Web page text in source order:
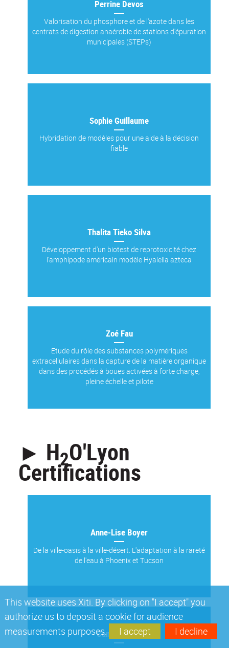
This website uses Xiti. By clicking on "I accept" you
authorize us to deposit a cookie for audience
measurements purposes.
I accept I decline
Perrine Devos
Valorisation du phosphore et de l'azote dans les
centrats de digestion anaérobie de stations d'épuration
municipales (STEPs)
Sophie Guillaume
Hybridation de modèles pour une aide à la décision
fiable
Thalita Tieko Silva
Développement d'un biotest de reprotoxicité chez
l'amphipode américain modèle Hyalella azteca
Zoé Fau
Etude du rôle des substances polymériques
extracellulaires dans la capture de la matière organique
dans des procédés à boues activées à forte charge,
pleine échelle et pilote
► H2O'Lyon
Certifications
Anne-Lise Boyer
De la ville-oasis à la ville-désert. L'adaptation à la rareté
de l'eau à Phoenix et Tucson
Camille Banc